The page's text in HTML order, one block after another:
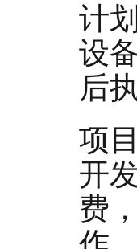
计
设
后
项
开
费